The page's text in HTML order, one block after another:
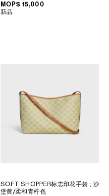
MOP$ 15,000
新品
SOFT SHOPPER标志印花手袋 ; 沙
堡黄/柔和青柠色